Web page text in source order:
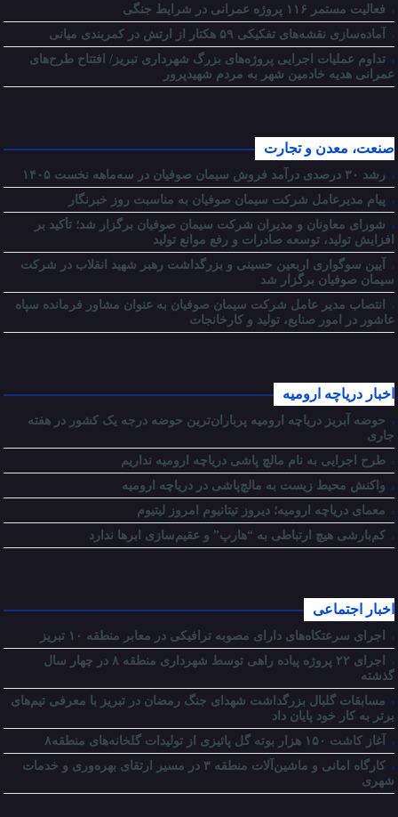
فعالیت مستمر ۱۱۶ پروژه عمرانی در شرایط جنگی
آماده‌سازی نقشه‌های تفکیکی ۵۹ هکتار از ارتش در کمربندی میانی
تداوم عملیات اجرایی پروژه‌های بزرگ شهرداری تبریز/ افتتاح طرح‌های
عمرانی هدیه خادمین شهر به مردم شهیدپرور
صنعت، معدن و تجارت
رشد ۳۰ درصدی درآمد فروش سیمان صوفیان در سه‌ماهه نخست ۱۴۰۵
پیام مدیرعامل شرکت سیمان صوفیان به مناسبت روز خبرنگار
شورای معاونان و مدیران شرکت سیمان صوفیان برگزار شد؛ تأکید بر
افزایش تولید، توسعه صادرات و رفع موانع تولید
آیین سوگواری اربعین حسینی و بزرگداشت رهبر شهید انقلاب در شرکت
سیمان صوفیان برگزار شد
انتصاب مدیر عامل شرکت سیمان صوفیان به عنوان مشاور فرمانده سپاه
عاشور در امور صنایع، تولید و کارخانجات
اخبار دریاچه ارومیه
حوضه آبریز دریاچه ارومیه پرباران‌ترین حوضه‌ درجه یک کشور در هفته
جاری
طرح اجرایی به نام مالچ پاشی دریاچه ارومیه نداریم
واکنش محیط زیست به مالچ‌پاشی در دریاچه ارومیه
معمای دریاچه ارومیه؛ دیروز تیتانیوم امروز لیتیوم
کم‌بارشی هیچ ارتباطی به “هارپ” و عقیم‌سازی ابرها ندارد
اخبار اجتماعی
اجرای سرعتکاه‌های دارای مصوبه ترافیکی در معابر منطقه ۱۰ تبریز
اجرای ۲۲ پروژه پیاده راهی توسط شهرداری منطقه ۸ در چهار سال
گذشته
مسابقات گلبال بزرگداشت شهدای جنگ رمضان در تبریز با معرفی تیم‌های
برتر به کار خود پایان داد
آغاز کاشت ۱۵۰ هزار بوته گل پائیزی از تولیدات گلخانه‌های منطقه۸
کارگاه امانی و ماشین‌آلات منطقه ۳ در مسیر ارتقای بهره‌وری و خدمات
شهری